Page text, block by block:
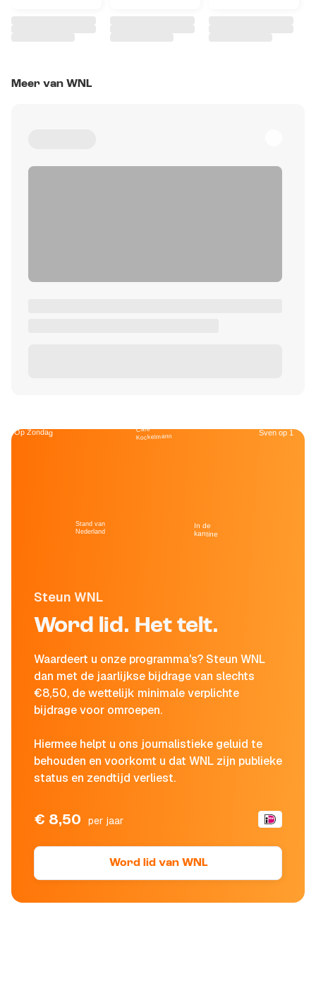
Meer van WNL
Steun WNL
Word lid. Het telt.
Waardeert u onze programma's? Steun WNL
dan met de jaarlijkse bijdrage van slechts
€8,50, de wettelijk minimale verplichte
bijdrage voor omroepen.
Hiermee helpt u ons journalistieke geluid te
behouden en voorkomt u dat WNL zijn publieke
status en zendtijd verliest.
€ 8,50 per jaar
Word lid van WNL
Op Zondag
Stand van
Nederland
Café
Kockelmann
In de
kantine
Sven op 1